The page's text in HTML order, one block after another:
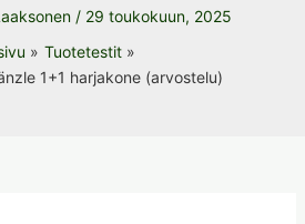
/ 29 toukokuun, 2025
Tuotetestit
1+1 harjakone (arvostelu)